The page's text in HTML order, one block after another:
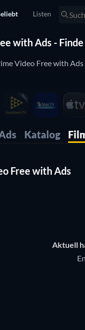
Listen
with Ads -
Video Free with
Katalog
Free with Ads
Aktuell